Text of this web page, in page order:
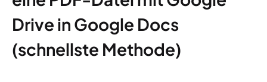
Drive in Google Docs
(schnellste Methode)